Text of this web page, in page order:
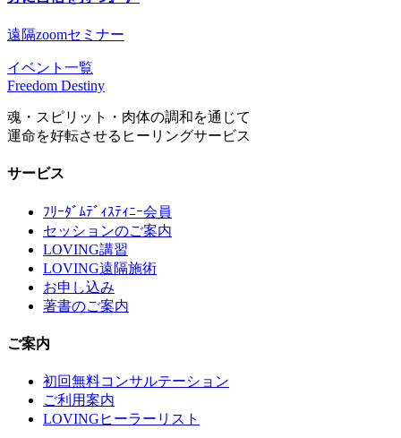
遠隔zoomセミナー
イベント一覧
Freedom Destiny
魂・スピリット・肉体の調和を通じて
運命を好転させるヒーリングサービス
サービス
ﾌﾘｰﾀﾞﾑﾃﾞｨｽﾃｨﾆｰ会員
セッションのご案内
LOVING講習
LOVING遠隔施術
お申し込み
著書のご案内
ご案内
初回無料コンサルテーション
ご利用案内
LOVINGヒーラーリスト